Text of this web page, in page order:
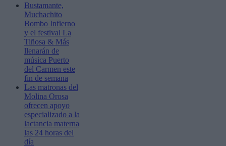
Bustamante,
Muchachito
Bombo Infierno
y el festival La
Tiñosa & Más
llenarán de
música Puerto
del Carmen este
fin de semana
Las matronas del
Molina Orosa
ofrecen apoyo
especializado a la
lactancia materna
las 24 horas del
día